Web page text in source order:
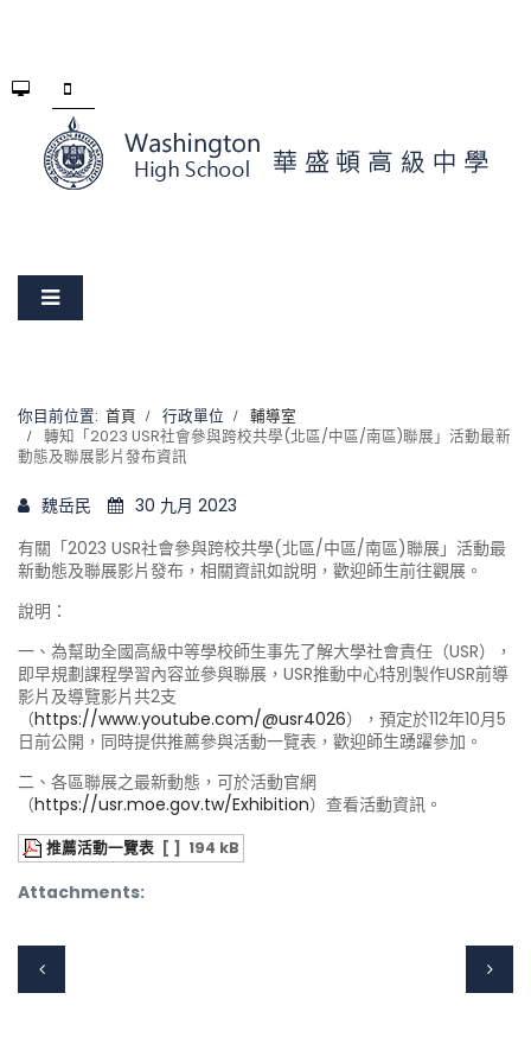
你目前位置: 首頁 行政單位
輔導室
轉知「2023 USR社會參與跨校共學(北區/中區/南區)聯展」活動最新
動態及聯展影片發布資訊
魏岳民
30 九月 2023
有關「2023 USR社會參與跨校共學(北區/中區/南區)聯展」活動最
新動態及聯展影片發布，相關資訊如說明，歡迎師生前往觀展。
說明：
一、為幫助全國高級中等學校師生事先了解大學社會責任（USR），
即早規劃課程學習內容並參與聯展，USR推動中心特別製作USR前導
影片及導覽影片共2支
（https://www.youtube.com/@usr4026），預定於112年10月5
日前公開，同時提供推薦參與活動一覽表，歡迎師生踴躍參加。
二、各區聯展之最新動態，可於活動官網
（https://usr.moe.gov.tw/Exhibition）查看活動資訊。
Attachments:
推薦活動一覽表 [ ] 194 kB